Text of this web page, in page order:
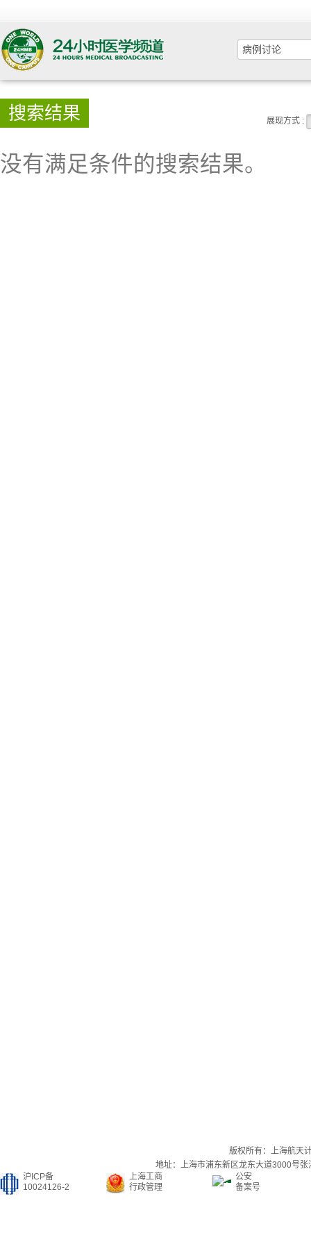
搜索结果 展现方式 :
没有满足条件的搜索结果。
版权所有：上海航天
地址：上海市浦东新区龙东大道3000号
沪ICP备
10024126-2
上海工商
行政管理
公安
备案号